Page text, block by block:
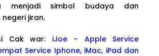
menjadi simbol budaya dan
jiran.
Cak war: iJoe – Apple Service
Service Iphone, iMac, iPad dan